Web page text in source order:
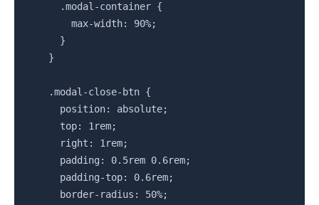
      .modal-container {
        max-width: 90%;
      }
    }
    .modal-close-btn {
      position: absolute;
      top: 1rem;
      right: 1rem;
      padding: 0.5rem 0.6rem;
      padding-top: 0.6rem;
      border-radius: 50%;